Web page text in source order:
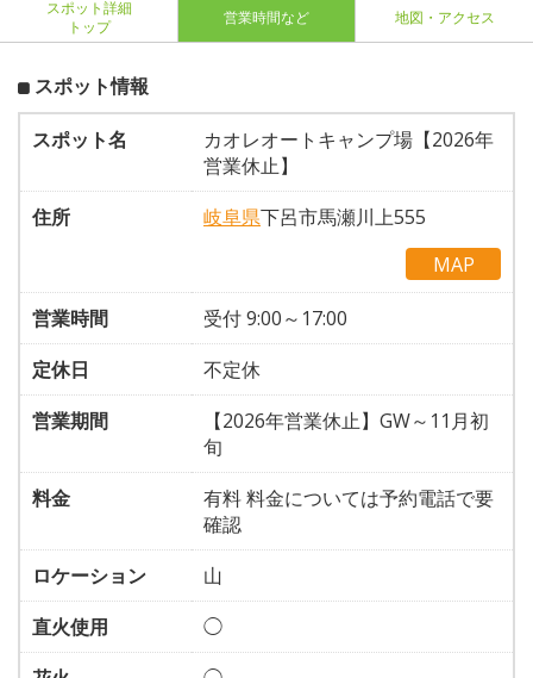
スポット詳細
トップ
営業時間など 地図・アクセス
スポット情報
スポット名
カオレオートキャンプ場【2026年
営業休止】
住所
岐阜県下呂市馬瀬川上555
MAP
営業時間
受付 9:00～17:00
定休日
不定休
営業期間
【2026年営業休止】GW～11月初
旬
料金
有料 料金については予約電話で要
確認
ロケーション
山
直火使用
◯